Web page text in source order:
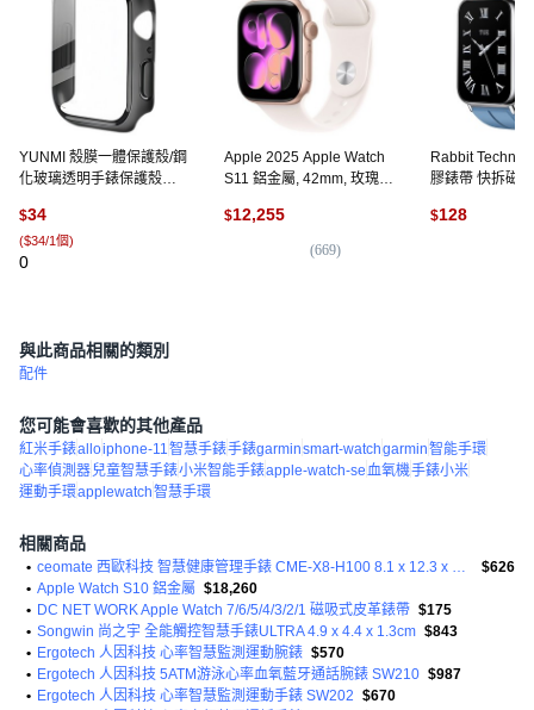
YUNMI 殼膜一體保護殼/鋼
化玻璃透明手錶保護殼
$34
($34/1個)
0
Apple 2025 Apple Watch
S11 鋁金屬, 42mm, 玫瑰金
帶, GPS
$12,255
(669)
Rabbit
膠錶帶 快拆磁
米9pro/8pro/紅
$128
與此商品相關的類別
配件
您可能會喜歡的其他產品
紅米手錶alloiphone-11智慧手錶手錶garminsmart-watchgarmin智能手環
心率偵測器兒童智慧手錶小米智能手錶apple-watch-se血氧機手錶小米
運動手環applewatch智慧手環
相關商品
• ceomate 西歐科技 智慧健康管理手錶 CME-X8-H100 8.1 x 12.3 x 2.9cm 天空藍 40g
$626
• Apple Watch S10 鋁金屬 $18,260
• DC NET WORK Apple Watch 7/6/5/4/3/2/1 磁吸式皮革錶帶 $175
• Songwin 尚之宇 全能觸控智慧手錶ULTRA 4.9 x 4.4 x 1.3cm $843
• Ergotech 人因科技 心率智慧監測運動腕錶 $570
• Ergotech 人因科技 5ATM游泳心率血氧藍牙通話腕錶 SW210 $987
• Ergotech 人因科技 心率智慧監測運動手錶 SW202 $670